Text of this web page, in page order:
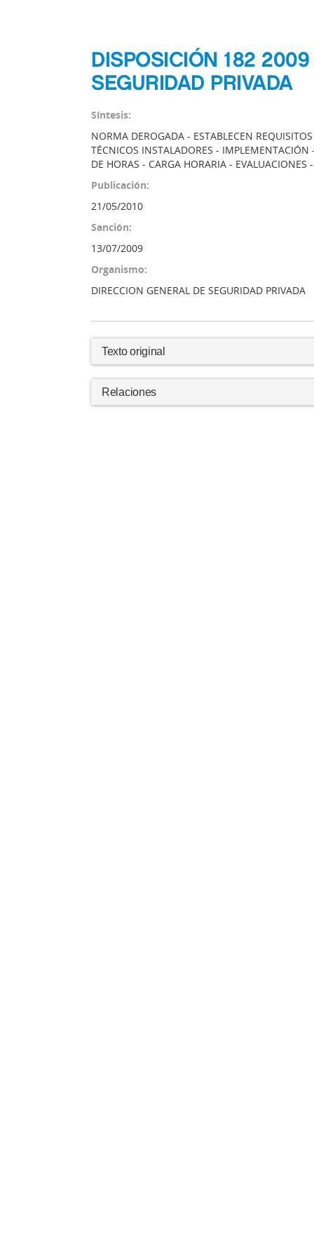
DISPOSICIÓN 182
SEGURIDAD PRIVADA
Síntesis:
NORMA DEROGADA - ESTABLECEN
TÉCNICOS INSTALADORES -
DE HORAS - CARGA HORARIA - EVALUACIONES
Publicación:
21/05/2010
Sanción:
13/07/2009
Organismo:
DIRECCION GENERAL DE SEGURIDAD PRIVADA
Texto original
Relaciones